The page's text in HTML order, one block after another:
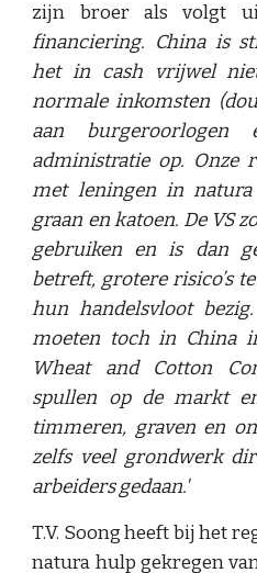
zijn broer als volgt
financiering. China is
het in cash vrijwel
normale inkomsten
aan burgeroorlogen
administratie op. Onze
met leningen in
graan en katoen. De VS
gebruiken en is dan
betreft, grotere risico’s
hun handelsvloot
moeten toch in China
Wheat and Cotton
spullen op de markt
timmeren, graven en
zelfs veel grondwerk
arbeiders gedaan.'
T.V. Soong heeft bij het
natura hulp gekregen